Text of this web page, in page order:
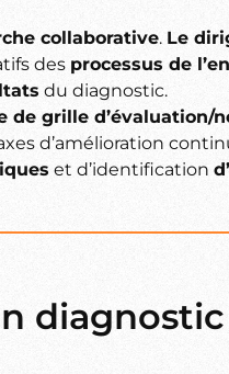
collaborative. Le
des processus de
du diagnostic.
de grille d’évaluation/
d’amélioration
et d’identification